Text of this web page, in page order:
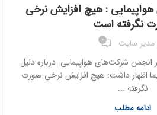
هواپیمایی : هیچ افزایش نرخی
نگرفته است
مدیر سایت 0
شرکت‌های هواپیمایی درباره دلیل
اظهار داشت: هیچ افزایش نرخی صورت
نگرفته ...
ادامه مطلب